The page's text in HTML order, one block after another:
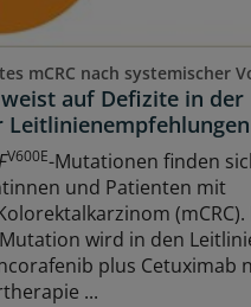
mCRC nach systemischer
auf Defizite in der
V600E-Mutationen finden
und Patienten mit
(mCRC).
wird in den
plus Cetuximab
...